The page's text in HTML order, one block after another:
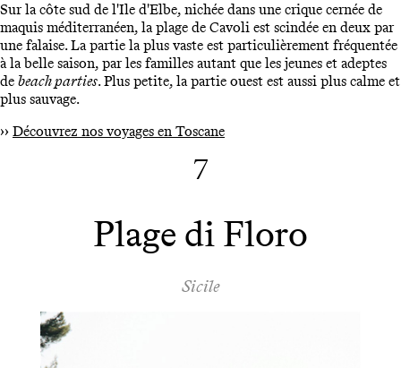
Sur la côte sud de l'Ile d'Elbe, nichée dans une crique cernée de
maquis méditerranéen, la plage de Cavoli est scindée en deux par
une falaise. La partie la plus vaste est particulièrement fréquentée
à la belle saison, par les familles autant que les jeunes et adeptes
de beach parties. Plus petite, la partie ouest est aussi plus calme et
plus sauvage.
›› Découvrez nos voyages en Toscane
7
Plage di Floro
Sicile